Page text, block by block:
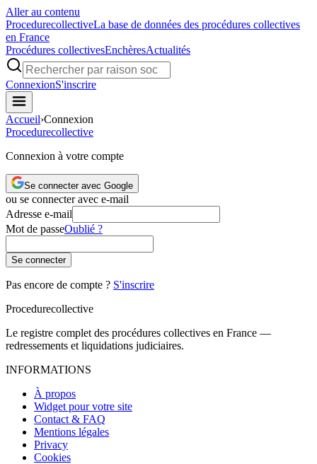
Aller au contenu
ProcedurecollectiveLa base de données des procédures collectives
en France
Procédures collectivesEnchèresActualités
ConnexionS'inscrire
Accueil›Connexion
Procedurecollective
Connexion à votre compte
Se connecter avec Google
ou se connecter avec e-mail
Adresse e-mail
Mot de passeOublié ?
Se connecter
Pas encore de compte ? S'inscrire
Procedurecollective
Le registre complet des procédures collectives en France —
redressements et liquidations judiciaires.
INFORMATIONS
À propos
Widget pour votre site
Contact & FAQ
Mentions légales
Privacy
Cookies